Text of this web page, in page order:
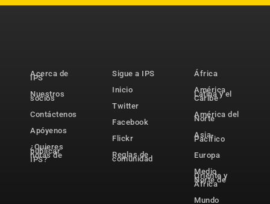
Acerca de
IPS
Nuestros
socios
Contáctenos
Apóyenos
¿Quieres
publicar
notas de
IPS?
Sigue a IPS
Inicio
Twitter
Facebook
Flickr
Reglas de
comunidad
África
América
Latina y el
Caribe
América del
Norte
Asia-
Pacífico
Europa
Medio
Oriente y
Norte de
África
Mundo